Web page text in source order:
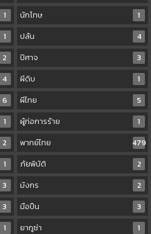
1 นักโทษ
1
1 ปล้น
4
2 ปีศาจ
3
4 ผีดิบ
1
6 ผีไทย
5
1 ผู้ก่อการร้าย
1
2 พากย์ไทย
479
1 ภัยพิบัติ
2
3 มังกร
2
3 มือปืน
3
1 ยากูซ่า
1